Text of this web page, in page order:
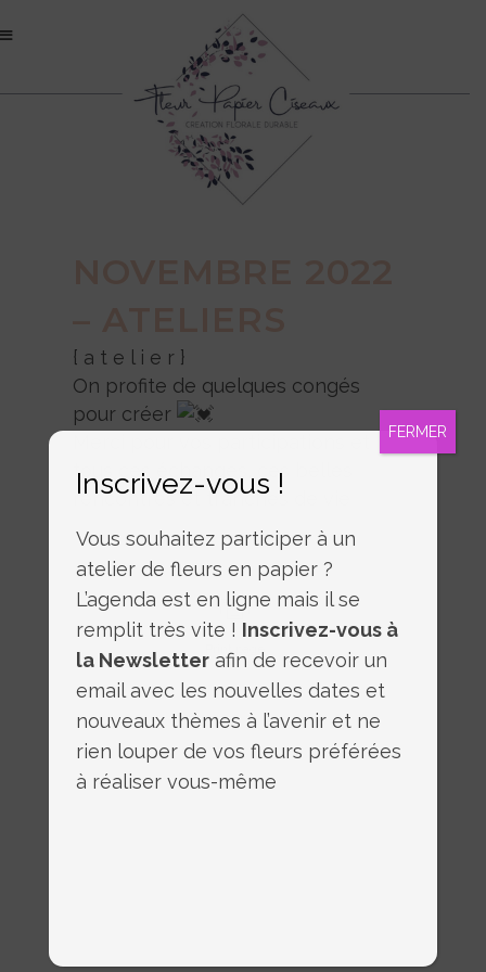
{ a t e l i e r }
On profite de quelques congés
pour créer
tous ces échanges, ces belles
rencontres et tranches de vie
Print page
Inscrivez-vous !
Vous souhaitez participer à un
atelier de fleurs en papier ?
L’agenda est en ligne mais il se
remplit très vite ! Inscrivez-vous à
la Newsletterafin de recevoir un
email avec les nouvelles dates et
nouveaux thèmes à l’avenir et ne
rien louper de vos fleurs préférées
à réaliser vous-même
FERMER